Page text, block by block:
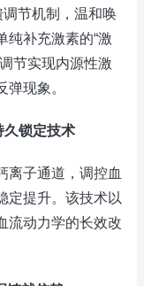
节机制，温和唤
纯补充激素的“激
节实现内源性激
现象。
锁定技术
离子通道，调控血
定提升。该技术以
流动力学的长效改